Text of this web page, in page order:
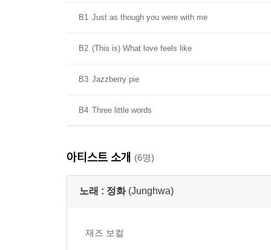
B1 Just as though you were with me
B2 (This is) What love feels like
B3 Jazzberry pie
B4 Three little words
아티스트 소개 (6명)
노래 : 정화 (Junghwa)
재즈 보컬